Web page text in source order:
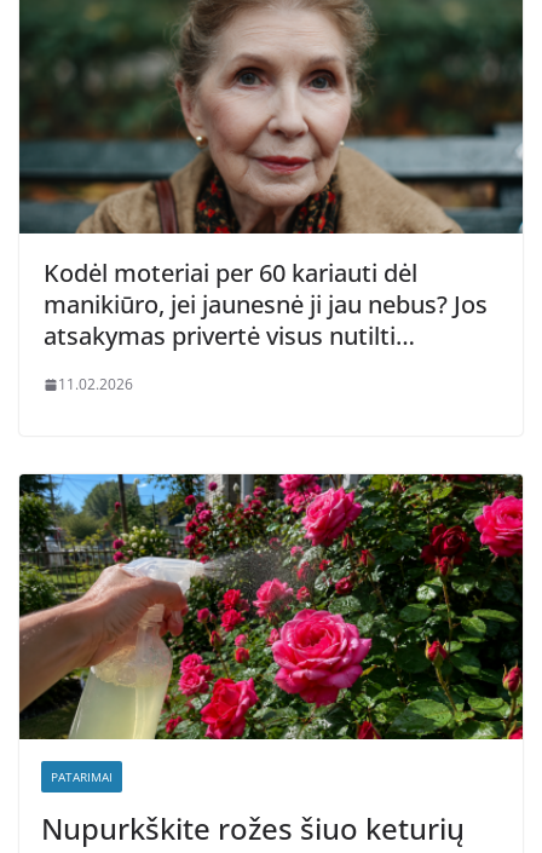
Kodėl moteriai per 60 kariauti dėl
manikiūro, jei jaunesnė ji jau nebus? Jos
atsakymas privertė visus nutilti…
11.02.2026
PATARIMAI
Nupurkškite rožes šiuo keturių